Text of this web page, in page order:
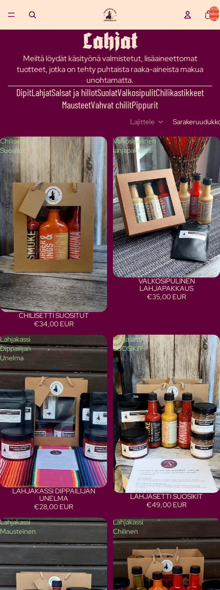
Lahjat
Meiltä löydät käsityönä valmistetut, lisäaineettomat
tuotteet, jotka on tehty puhtaista raaka-aineista makua
unohtamatta.
DipitLahjatSalsat ja hillotSuolatValkosipulitChilikastikkeet
MausteetVahvat chilitPippurit
Lajittele
Chilisetti
Suositut
CHILISETTI SUOSITUT
€34,00 EUR
Valkosipulinen
lahjapakkaus
VALKOSIPULINEN
LAHJAPAKKAUS
€35,00 EUR
Lahjakassi
Dippailijan
Unelma
LAHJAKASSI DIPPAILIJAN
UNELMA
€28,00 EUR
Lahjasetti
SUOSIKIT
LAHJASETTI SUOSIKIT
€49,00 EUR
Lahjakassi
Mausteinen
Lahjakassi
Chilinen